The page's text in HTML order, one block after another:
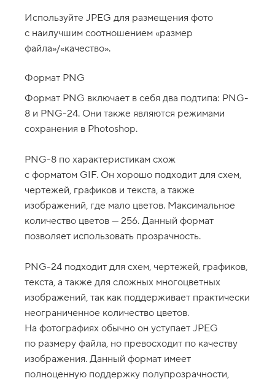
g
r
o
u
-
o
l
o
r
.
С
в
о
й
т
в
a
k
g
r
o
u
n
d
-
i
m
Используйте JPEG для размещения фото
с наилучшим соотношением «размер
файла»/«качество».
Формат PNG
Формат PNG включает в себя два подтипа: PNG-
8 и PNG-24. Они также являются режимами
сохранения в Photoshop.
PNG-8 по характеристикам схож
с форматом GIF. Он хорошо подходит для схем,
чертежей, графиков и текста, а также
изображений, где мало цветов. Максимальное
количество цветов — 256. Данный формат
позволяет использовать прозрачность.
PNG-24 подходит для схем, чертежей, графиков,
текста, а также для сложных многоцветных
изображений, так как поддерживает практически
неограниченное количество цветов.
На фотографиях обычно он уступает JPEG
по размеру файла, но превосходит по качеству
изображения. Данный формат имеет
полноценную поддержку полупрозрачности,